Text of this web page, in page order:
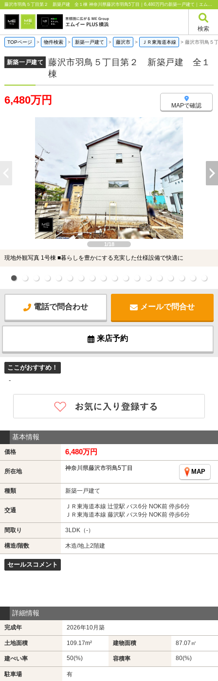
藤沢市羽鳥５丁目第２ 新築戸建 全１棟 神奈川県藤沢市羽鳥5丁目｜6,480万円の新築一戸建て｜エムイーPLUS横浜
検索
TOPページ > 物件検索 > 新築一戸建て > 藤沢市 > ＪＲ東海道本線 > 藤沢市羽鳥５
新築一戸建て
藤沢市羽鳥５丁目第２ 新築戸建 全１
棟
6,480万円 MAPで確認
1/18
現地外観写真 1号棟 ■暮らしを豊かにする充実した仕様設備で快適に
電話で問合わせ メールで問合せ
来店予約
ここがおすすめ！
-
基本情報
価格 6,480万円
所在地 神奈川県藤沢市羽鳥5丁目
MAP
種類 新築一戸建て
交通
ＪＲ東海道本線 辻堂駅 バス6分 NOK前 停歩6分
ＪＲ東海道本線 藤沢駅 バス9分 NOK前 停歩6分
間取り 3LDK（-）
構造/階数 木造/地上2階建
セールスコメント
詳細情報
完成年 2026年10月築
土地面積 109.17m² 建物面積 87.07㎡
建ぺい率 50(%) 容積率 80(%)
駐車場 有